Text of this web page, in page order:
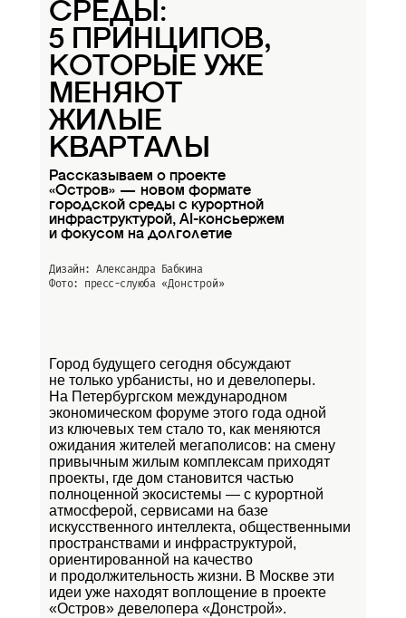
СРЕДЫ:
5 ПРИНЦИПОВ,
КОТОРЫЕ УЖЕ
МЕНЯЮТ
ЖИЛЫЕ
КВАРТАЛЫ
Рассказываем о проекте
«Остров» — новом формате
городской среды с курортной
инфраструктурой, AI-консьержем
и фокусом на долголетие
Дизайн: Александра Бабкина
Фото: пресс-слуюба «Донстрой»
Город будущего сегодня обсуждают
не только урбанисты, но и девелоперы.
На Петербургском международном
экономическом форуме этого года одной
из ключевых тем стало то, как меняются
ожидания жителей мегаполисов: на смену
привычным жилым комплексам приходят
проекты, где дом становится частью
полноценной экосистемы — с курортной
атмосферой, сервисами на базе
искусственного интеллекта, общественными
пространствами и инфраструктурой,
ориентированной на качество
и продолжительность жизни. В Москве эти
идеи уже находят воплощение в проекте
«Остров» девелопера «Донстрой».